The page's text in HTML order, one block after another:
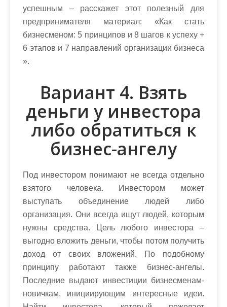
успешным – расскажет этот полезный для
предпринимателя материал: «Как стать
бизнесменом: 5 принципов и 8 шагов к успеху +
6 этапов и 7 направлений организации бизнеса
».
Вариант 4. Взять
деньги у инвестора
либо обратиться к
бизнес-ангелу
Под инвестором понимают не всегда отдельно
взятого человека. Инвестором может
выступать объединение людей либо
организация. Они всегда ищут людей, которым
нужны средства. Цель любого инвестора –
выгодно вложить деньги, чтобы потом получить
доход от своих вложений. По подобному
принципу работают также бизнес-ангелы.
Последние выдают инвестиции бизнесменам-
новичкам, инициирующим интересные идеи.